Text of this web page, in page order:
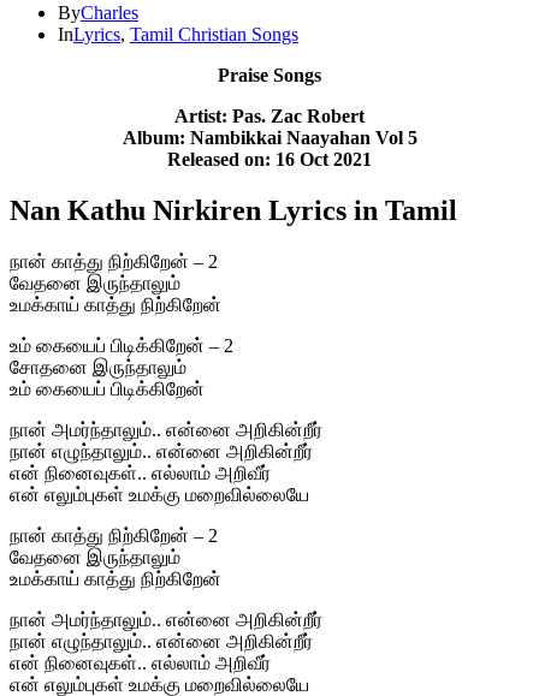
ByCharles
InLyrics, Tamil Christian Songs
Praise Songs
Artist: Pas. Zac Robert
Album: Nambikkai Naayahan Vol 5
Released on: 16 Oct 2021
Nan Kathu Nirkiren Lyrics in Tamil
நான் காத்து நிற்கிறேன் – 2
வேதனை இருந்தாலும்
உமக்காய் காத்து நிற்கிறேன்
உம் கையைப் பிடிக்கிறேன் – 2
சோதனை இருந்தாலும்
உம் கையைப் பிடிக்கிறேன்
நான் அமர்ந்தாலும்.. என்னை அறிகின்றீர்
நான் எழுந்தாலும்.. என்னை அறிகின்றீர்
என் நினைவுகள்.. எல்லாம் அறிவீர்
என் எலும்புகள் உமக்கு மறைவில்லையே
நான் காத்து நிற்கிறேன் – 2
வேதனை இருந்தாலும்
உமக்காய் காத்து நிற்கிறேன்
நான் அமர்ந்தாலும்.. என்னை அறிகின்றீர்
நான் எழுந்தாலும்.. என்னை அறிகின்றீர்
என் நினைவுகள்.. எல்லாம் அறிவீர்
என் எலும்புகள் உமக்கு மறைவில்லையே